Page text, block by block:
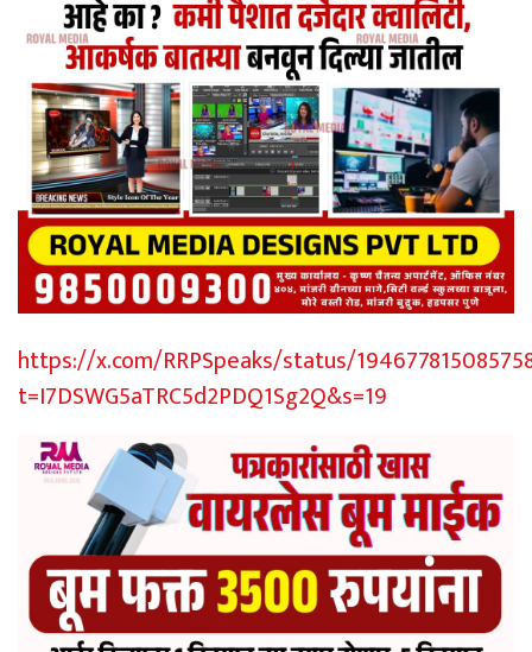
https://x.com/RRPSpeaks/status/
t=I7DSWG5aTRC5d2PDQ1Sg2Q&s=19